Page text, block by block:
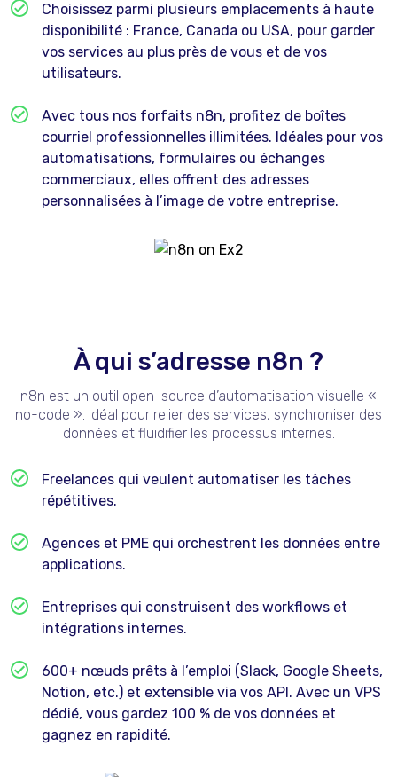
Choisissez parmi plusieurs emplacements à haute
disponibilité : France, Canada ou USA, pour garder
vos services au plus près de vous et de vos
utilisateurs.
Avec tous nos forfaits n8n, profitez de boîtes
courriel professionnelles illimitées. Idéales pour vos
automatisations, formulaires ou échanges
commerciaux, elles offrent des adresses
personnalisées à l’image de votre entreprise.
À qui s’adresse n8n ?
n8n est un outil open-source d’automatisation visuelle «
no-code ». Idéal pour relier des services, synchroniser des
données et fluidifier les processus internes.
Freelances qui veulent automatiser les tâches
répétitives.
Agences et PME qui orchestrent les données entre
applications.
Entreprises qui construisent des workflows et
intégrations internes.
600+ nœuds prêts à l’emploi (Slack, Google Sheets,
Notion, etc.) et extensible via vos API. Avec un VPS
dédié, vous gardez 100 % de vos données et
gagnez en rapidité.